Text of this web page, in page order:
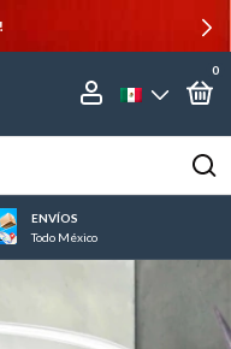
0
ENVÍOS
Todo México